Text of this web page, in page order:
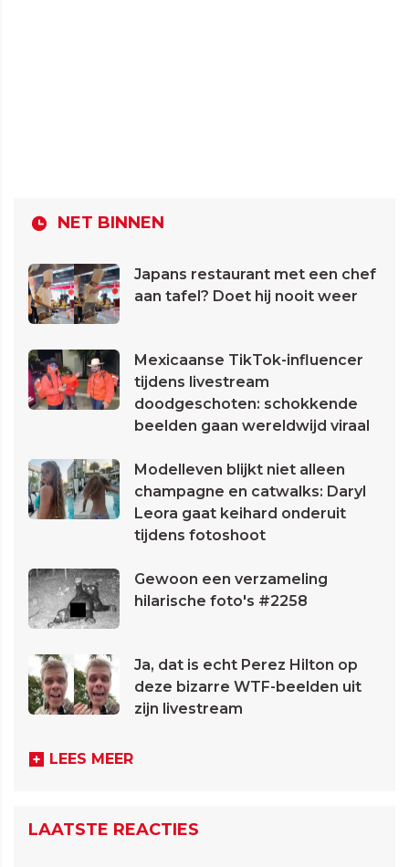
NET BINNEN
Japans restaurant met een chef
aan tafel? Doet hij nooit weer
Mexicaanse TikTok-influencer
tijdens livestream
doodgeschoten: schokkende
beelden gaan wereldwijd viraal
Modelleven blijkt niet alleen
champagne en catwalks: Daryl
Leora gaat keihard onderuit
tijdens fotoshoot
Gewoon een verzameling
hilarische foto's #2258
Ja, dat is echt Perez Hilton op
deze bizarre WTF-beelden uit
zijn livestream
LEES MEER
LAATSTE REACTIES